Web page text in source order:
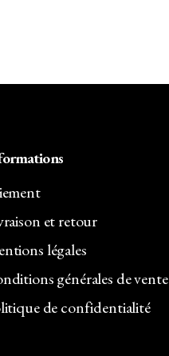
et retour
légales
générales de vente
de confidentialité